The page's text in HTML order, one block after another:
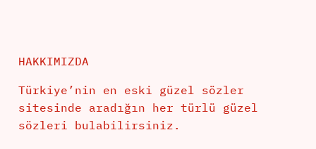
HAKKIMIZDA
Türkiye’nin en eski güzel sözler
sitesinde aradığın her türlü güzel
sözleri bulabilirsiniz.